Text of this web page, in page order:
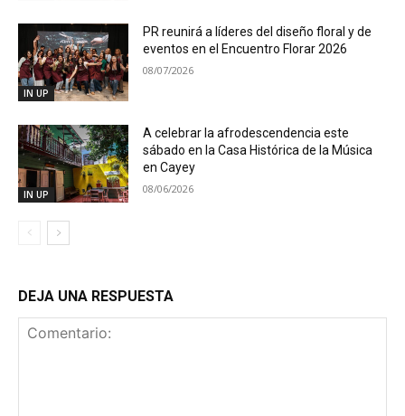
IN UP
PR reunirá a líderes del diseño floral y de
eventos en el Encuentro Florar 2026
08/07/2026
IN UP
A celebrar la afrodescendencia este
sábado en la Casa Histórica de la Música
en Cayey
08/06/2026
DEJA UNA RESPUESTA